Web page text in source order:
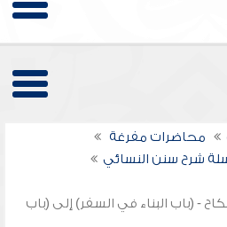
محاضرات مفرغة
شرح سنن النسائي
- (باب البناء في السفر) إلى (باب